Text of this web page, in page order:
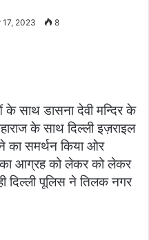
2023 8
साथ डासना देवी मन्दिर के
के साथ दिल्ली इज़राइल
समर्थन किया ओर
आग्रह को लेकर को लेकर
दिल्ली पूलिस ने तिलक नगर